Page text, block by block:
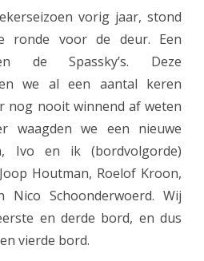
N
S
B
-
e
k
e
vorig jaar, stond
ronde voor de deur. Een
de Spassky’s. Deze
we al een aantal keren
nog nooit winnend af weten
waagden we een nieuwe
Ivo en ik (bordvolgorde)
Houtman, Roelof Kroon,
Schoonderwoerd. Wij
en derde bord, en dus
vierde bord.